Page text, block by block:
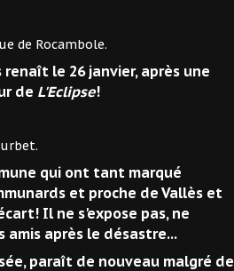
le 26 janvier, après une
de L'Eclipse!
qui ont tant marqué
et proche de Vallès et
Il ne s'expose pas, ne
amis après le désastre...
paraît de nouveau malgré de